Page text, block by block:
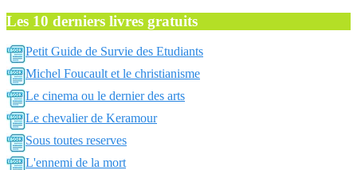
Les 10 derniers livres gratuits
Petit Guide de Survie des Etudiants
Michel Foucault et le christianisme
Le cinema ou le dernier des arts
Le chevalier de Keramour
Sous toutes reserves
L'ennemi de la mort